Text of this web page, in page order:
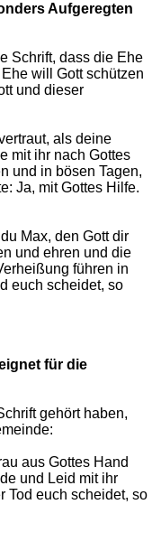
Aufgeregten
Schrift, dass die Ehe
will Gott schützen
und dieser
als deine
mit ihr nach Gottes
und in bösen Tagen,
Ja, mit Gottes Hilfe.
Max, den Gott dir
und ehren und die
führen in
euch scheidet, so
für die
gehört haben,
aus Gottes Hand
und Leid mit ihr
Tod euch scheidet, so